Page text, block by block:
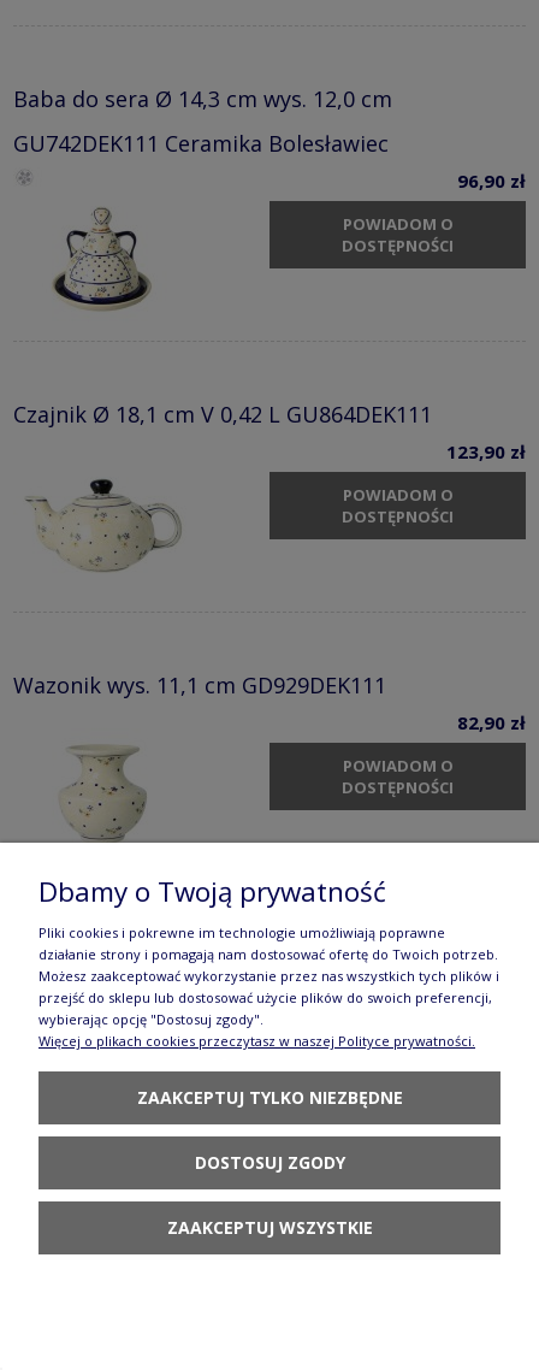
Baba do sera Ø 14,3 cm wys. 12,0 cm
GU742DEK111 Ceramika Bolesławiec
96,90 zł
POWIADOM O
DOSTĘPNOŚCI
Czajnik Ø 18,1 cm V 0,42 L GU864DEK111
123,90 zł
POWIADOM O
DOSTĘPNOŚCI
Wazonik wys. 11,1 cm GD929DEK111
82,90 zł
POWIADOM O
DOSTĘPNOŚCI
Kubek bez uszka Ceramika Bolesławiec V 0,18 L
GU936 DEK111
43,90 zł
DO KOSZYKA
Dbamy o Twoją prywatność
Pliki cookies i pokrewne im technologie umożliwiają poprawne
działanie strony i pomagają nam dostosować ofertę do Twoich potrzeb.
Możesz zaakceptować wykorzystanie przez nas wszystkich tych plików i
przejść do sklepu lub dostosować użycie plików do swoich preferencji,
wybierając opcję "Dostosuj zgody".
Więcej o plikach cookies przeczytasz w naszej Polityce prywatności.
ZAAKCEPTUJ TYLKO NIEZBĘDNE
DOSTOSUJ ZGODY
ZAAKCEPTUJ WSZYSTKIE